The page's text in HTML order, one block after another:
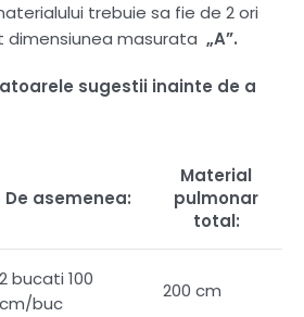
trebuie sa fie de 2 ori
masurata „A”.
sugestii inainte de a
De asemenea:
Material
pulmonar
total:
2 bucati 100
cm/buc
200 cm